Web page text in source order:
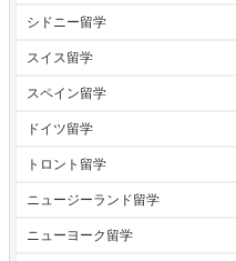
シドニー留学
スイス留学
スペイン留学
ドイツ留学
トロント留学
ニュージーランド留学
ニューヨーク留学